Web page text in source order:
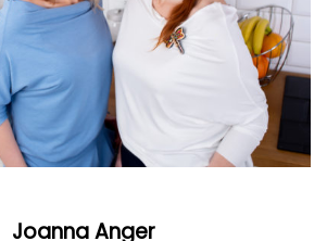
Joanna Anger